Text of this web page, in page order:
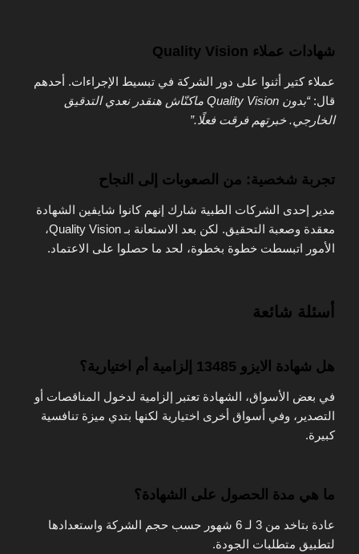
شهادات عملاء Quality Vision
عملاء كتير أثنوا على دور الشركة في تبسيط الإجراءات. أحدهم
قال:
“بدون Quality Vision ماكنّاش هنقدر نعدي التدقيق
الخارجي. خبرتهم فرقت فعلًا.”
تجربة شخصية: من الصعوبات إلى النجاح
مدير إحدى الشركات الطبية شارك إنهم كانوا شايفين الشهادة
معقدة وصعبة التحقيق. لكن بعد الاستعانة بـ Quality Vision،
الأمور اتبسطت خطوة بخطوة، لحد ما حصلوا على الاعتماد.
أسئلة شائعة
هل شهادة الايزو 13485 إلزامية أم اختيارية؟
في بعض الأسواق، الشهادة تعتبر إلزامية لدخول المناقصات أو
التصدير، وفي أسواق أخرى اختيارية لكنها بتدي ميزة تنافسية
كبيرة.
ما هي مدة الحصول على الشهادة؟
عادة بتاخد من 3 لـ 6 شهور حسب حجم الشركة واستعدادها
لتطبيق متطلبات الجودة.